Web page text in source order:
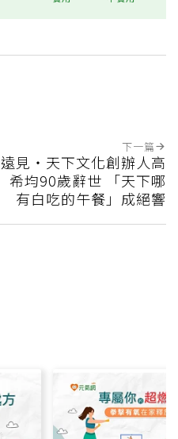
下一篇
遠見‧天下文化創辦人高
希均90歲辭世 「天下哪
有白吃的午餐」成絕響